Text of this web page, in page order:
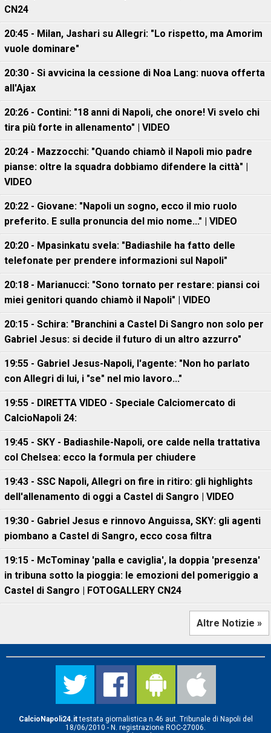
CN24
20:45 - Milan, Jashari su Allegri: "Lo rispetto, ma Amorim
vuole dominare"
20:30 - Si avvicina la cessione di Noa Lang: nuova offerta
all'Ajax
20:26 - Contini: "18 anni di Napoli, che onore! Vi svelo chi
tira più forte in allenamento" | VIDEO
20:24 - Mazzocchi: "Quando chiamò il Napoli mio padre
pianse: oltre la squadra dobbiamo difendere la città" |
VIDEO
20:22 - Giovane: "Napoli un sogno, ecco il mio ruolo
preferito. E sulla pronuncia del mio nome..." | VIDEO
20:20 - Mpasinkatu svela: "Badiashile ha fatto delle
telefonate per prendere informazioni sul Napoli"
20:18 - Marianucci: "Sono tornato per restare: piansi coi
miei genitori quando chiamò il Napoli" | VIDEO
20:15 - Schira: "Branchini a Castel Di Sangro non solo per
Gabriel Jesus: si decide il futuro di un altro azzurro"
19:55 - Gabriel Jesus-Napoli, l'agente: "Non ho parlato
con Allegri di lui, i "se" nel mio lavoro..."
19:55 - DIRETTA VIDEO - Speciale Calciomercato di
CalcioNapoli 24:
19:45 - SKY - Badiashile-Napoli, ore calde nella trattativa
col Chelsea: ecco la formula per chiudere
19:43 - SSC Napoli, Allegri on fire in ritiro: gli highlights
dell'allenamento di oggi a Castel di Sangro | VIDEO
19:30 - Gabriel Jesus e rinnovo Anguissa, SKY: gli agenti
piombano a Castel di Sangro, ecco cosa filtra
19:15 - McTominay 'palla e caviglia', la doppia 'presenza'
in tribuna sotto la pioggia: le emozioni del pomeriggio a
Castel di Sangro | FOTOGALLERY CN24
Altre Notizie »
CalcioNapoli24.ittestata giornalistica n.46 aut. Tribunale di Napoli del
18/06/2010 - N. registrazione ROC-27006.